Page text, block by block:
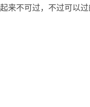
来不可过，不过可以